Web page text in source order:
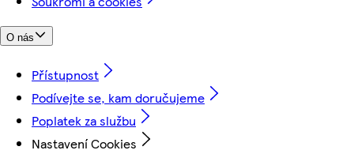
O nás
Přístupnost
Podívejte se, kam doručujeme
Poplatek za službu
Nastavení Cookies